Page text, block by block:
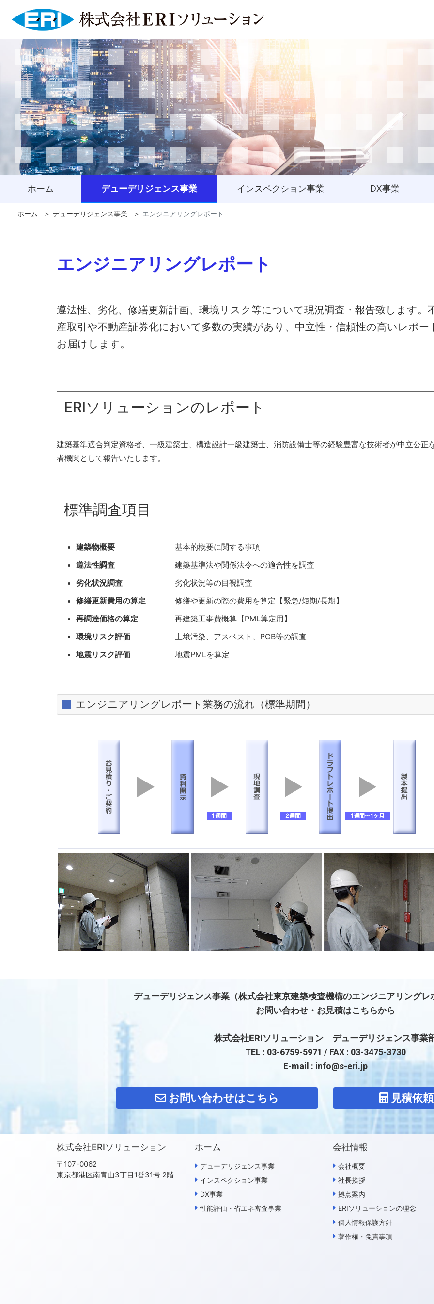
ページ内を移動するためのリンクです
サイト内主要メニューへ移動します
本文へ移動します
ホーム デューデリジェンス事業 インスペクション事業 DX事業
ホーム デューデリジェンス事業 エンジニアリングレポート
エンジニアリングレポート
遵法性、劣化、修繕更新計画、環境リスク等について現況調査・報告致します。
産取引や不動産証券化において多数の実績があり、中立性・信頼性の高いレポー
お届けします。
ERIソリューションのレポート
建築基準適合判定資格者、一級建築士、構造設計一級建築士、消防設備士等の経験豊富な技術者が中立公正
者機関として報告いたします。
標準調査項目
建築物概要
基本的概要に関する事項
遵法性調査
建築基準法や関係法令への適合性を調査
劣化状況調査
劣化状況等の目視調査
修繕更新費用の算定
修繕や更新の際の費用を算定【緊急/短期/長期】
再調達価格の算定
再建築工事費概算【PML算定用】
環境リスク評価
土壌汚染、アスベスト、PCB等の調査
地震リスク評価
地震PMLを算定
エンジニアリングレポート業務の流れ（標準期間）
デューデリジェンス事業（株式会社東京建築検査機構のエンジニアリングレ
お問い合わせ・お見積はこちらから
株式会社ERIソリューション デューデリジェンス事業
TEL : 03-6759-5971 / FAX : 03-3475-3730
E-mail : info@s-eri.jp
お問い合わせはこちら 見積依
株式会社ERIソリューション
〒107-0062
東京都港区南青山3丁目1番31号 2階
ホーム
デューデリジェンス事業
インスペクション事業
DX事業
性能評価・省エネ審査事業
会社情報
会社概要
社長挨拶
拠点案内
ERIソリューションの理念
個人情報保護方針
著作権・免責事項